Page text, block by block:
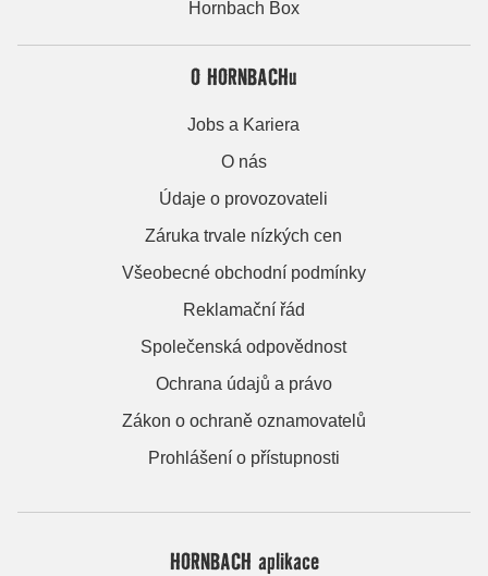
Hornbach Box
O HORNBACHu
Jobs a Kariera
O nás
Údaje o provozovateli
Záruka trvale nízkých cen
Všeobecné obchodní podmínky
Reklamační řád
Společenská odpovědnost
Ochrana údajů a právo
Zákon o ochraně oznamovatelů
Prohlášení o přístupnosti
HORNBACH aplikace